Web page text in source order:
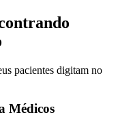
pacientes digitam no
Médicos